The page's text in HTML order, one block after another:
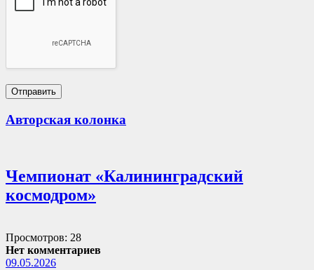
Авторская колонка
Чемпионат «Калининградский
космодром»
Просмотров: 28
Нет комментариев
09.05.2026